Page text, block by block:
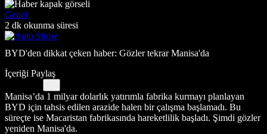
Genel
2 dk okunma süresi
BYD'den dikkat çeken haber: Gözler tekrar Manisa'da
İçeriği Paylaş
Manisa’da 1 milyar dolarlık yatırımla fabrika kurmayı planlayan
BYD için tahsis edilen arazide halen bir çalışma başlamadı. Bu
süreçte ise Macaristan fabrikasında hareketlilik başladı. Şimdi gözler
yeniden Manisa'da.